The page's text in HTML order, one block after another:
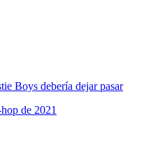
Boys debería dejar pasar
de 2021